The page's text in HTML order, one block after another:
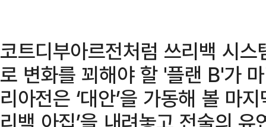
코트디부아르전처럼 쓰리백 시
로 변화를 꾀해야 할 '플랜 B'가
리아전은 ‘대안’을 가동해 볼 마
리백 아집’을 내려놓고 전술의